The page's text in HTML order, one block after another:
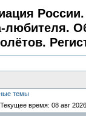
любителя.
темы
Текущее время: 08 авг